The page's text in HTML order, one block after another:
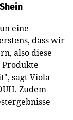
eine
dass wir
also diese
sagt Viola
Zudem